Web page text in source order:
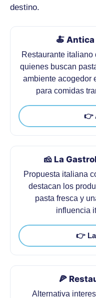
destino.
🍝
Restaurante
quienes buscan
ambiente acogedor
para comidas
👉
🧀 La
Propuesta italiana
destacan los
pasta fresca y
influencia
👉
🍕
Alternativa